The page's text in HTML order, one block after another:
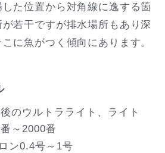
た位置から対角線に逸する箇
若干ですが排水場所もあり深
に魚がつく傾向にあります。
のウルトラライト、ライト
～2000番
ン0.4号～1号